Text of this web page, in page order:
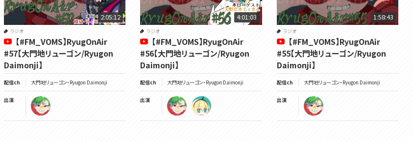
2:05:12
ラジオ
【#FM_VOMS】RyugOnAir
#57【大門地リューゴン/Ryugon
Daimonji】
配信ch 大門地リューゴン・Ryugon Daimonji
出演
4:01:03
ラジオ
【#FM_VOMS】RyugOnAir
#56【大門地リューゴン/Ryugon
Daimonji】
配信ch 大門地リューゴン・Ryugon Daimonji
出演
1:58:43
ラジオ
【#FM_VOMS】RyugOnAir
#55【大門地リューゴン/Ryugon
Daimonji】
配信ch 大門地リューゴン・Ryugon Daimonji
出演